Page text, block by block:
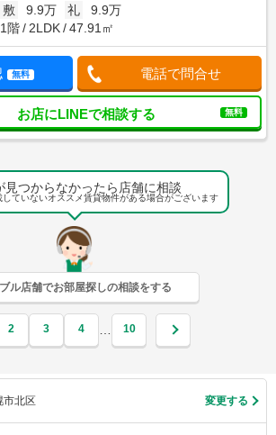
敷
9.9万 礼
9.9万
1階
2LDK 47.91㎡
無料 電話で問合せ
お店にLINEで相談する 無料
見つからなかったら店舗に相談
していないオススメ賃貸物件がある場合がございます
ル店舗でお部屋探しの相談をする
2 3 4 … 10
市北区 変更する